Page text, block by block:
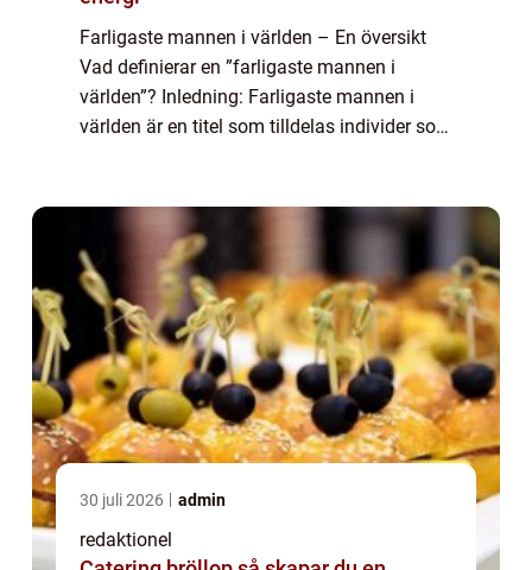
Farligaste mannen i världen – En översikt
Vad definierar en ”farligaste mannen i
världen”? Inledning: Farligaste mannen i
världen är en titel som tilldelas individer som
30 juli 2026 admin
redaktionel